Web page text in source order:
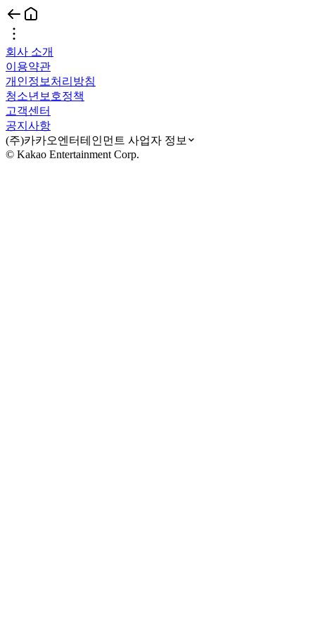
회사 소개
이용약관
개인정보처리방침
청소년보호정책
고객센터
공지사항
(주)카카오엔터테인먼트 사업자 정보
© Kakao Entertainment Corp.